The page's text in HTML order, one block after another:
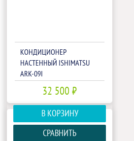
КОНДИЦИОНЕР
НАСТЕННЫЙ ISHIMATSU
ARK-09I
32 500 ₽
В КОРЗИНУ
СРАВНИТЬ